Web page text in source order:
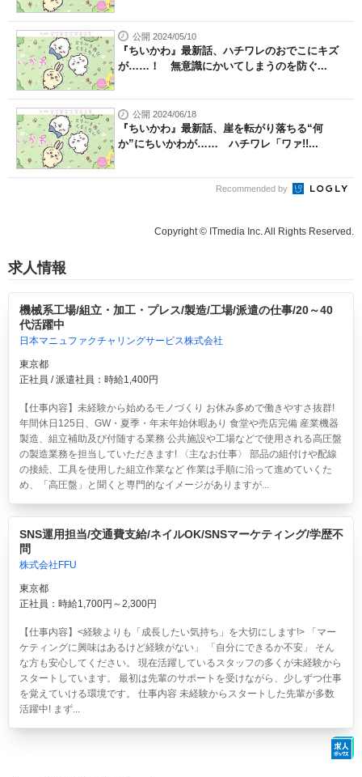
公開 2024/05/10
『ちいかわ』最新話、ハチワレのおでこにキズ
が……！ 無意識にかいてしまうのを防ぐ...
公開 2024/06/18
『ちいかわ』最新話、崖を転がり落ちる“何
か”にちいかわが…… ハチワレ「ワァ!!...
Recommended by
Copyright © ITmedia Inc. All Rights Reserved.
求人情報
機械系工場/組立・加工・プレス/製造/工場/派遣の仕事/20～40
代活躍中
日本マニュファクチャリングサービス株式会社
東京都
正社員 / 派遣社員：時給1,400円
【仕事内容】未経験から始めるモノづくり お休み多めで働きやすさ抜群!
年間休日125日、GW・夏季・年末年始休暇あり 食堂や売店完備 産業機器
製造、組立補助及び付随する業務 公共施設や工場などで使用される高圧盤
の製造業務を担当していただきます! 〈主なお仕事〉 部品の組付けや配線
の接続、工具を使用した組立作業など 作業は手順に沿って進めていくた
め、「高圧盤」と聞くと専門的なイメージがありますが...
SNS運用担当/交通費支給/ネイルOK/SNSマーケティング/学歴不
問
株式会社FFU
東京都
正社員：時給1,700円～2,300円
【仕事内容】<経験よりも「成長したい気持ち」を大切にします!> 「マー
ケティングに興味はあるけど経験がない」 「自分にできるか不安」 そん
な方も安心してください。 現在活躍しているスタッフの多くが未経験から
スタートしています。 最初は先輩のサポートを受けながら、少しずつ仕事
を覚えていける環境です。 仕事内容 未経験からスタートした先輩が多数
活躍中! まず...